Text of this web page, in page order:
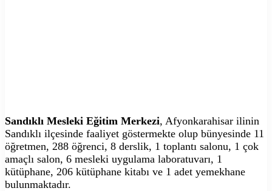
Sandıklı Mesleki Eğitim Merkezi, Afyonkarahisar ilinin
Sandıklı ilçesinde faaliyet göstermekte olup bünyesinde 11
öğretmen, 288 öğrenci, 8 derslik, 1 toplantı salonu, 1 çok
amaçlı salon, 6 mesleki uygulama laboratuvarı, 1
kütüphane, 206 kütüphane kitabı ve 1 adet yemekhane
bulunmaktadır.